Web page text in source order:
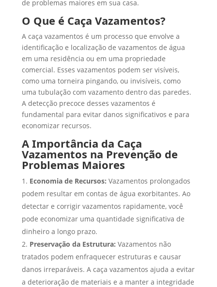
de problemas maiores em sua casa.
O Que é Caça Vazamentos?
A caça vazamentos é um processo que envolve a
identificação e localização de vazamentos de água
em uma residência ou em uma propriedade
comercial. Esses vazamentos podem ser visíveis,
como uma torneira pingando, ou invisíveis, como
uma tubulação com vazamento dentro das paredes.
A detecção precoce desses vazamentos é
fundamental para evitar danos significativos e para
economizar recursos.
A Importância da Caça
Vazamentos na Prevenção de
Problemas Maiores
Economia de Recursos: Vazamentos prolongados
podem resultar em contas de água exorbitantes. Ao
detectar e corrigir vazamentos rapidamente, você
pode economizar uma quantidade significativa de
dinheiro a longo prazo.
Preservação da Estrutura: Vazamentos não
tratados podem enfraquecer estruturas e causar
danos irreparáveis. A caça vazamentos ajuda a evitar
a deterioração de materiais e a manter a integridade